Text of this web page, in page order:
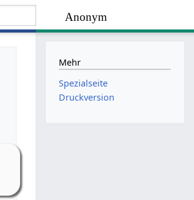
Anonym
Mehr
Spezialseite
Druckversion